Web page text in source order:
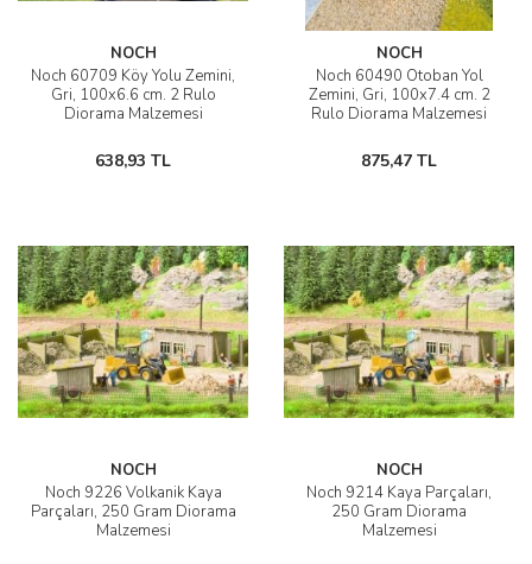
NOCH
Noch 60709 Köy Yolu Zemini,
Gri, 100x6.6 cm. 2 Rulo
Diorama Malzemesi
638,93 TL
NOCH
Noch 60490 Otoban Yol
Zemini, Gri, 100x7.4 cm. 2
Rulo Diorama Malzemesi
875,47 TL
NOCH
Noch 9226 Volkanik Kaya
Parçaları, 250 Gram Diorama
Malzemesi
NOCH
Noch 9214 Kaya Parçaları,
250 Gram Diorama
Malzemesi